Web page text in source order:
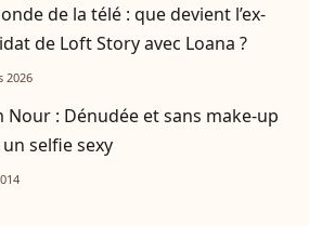
de la télé : que devient l’ex-
de Loft Story avec Loana ?
2026
Nour : Dénudée et sans make-up
selfie sexy